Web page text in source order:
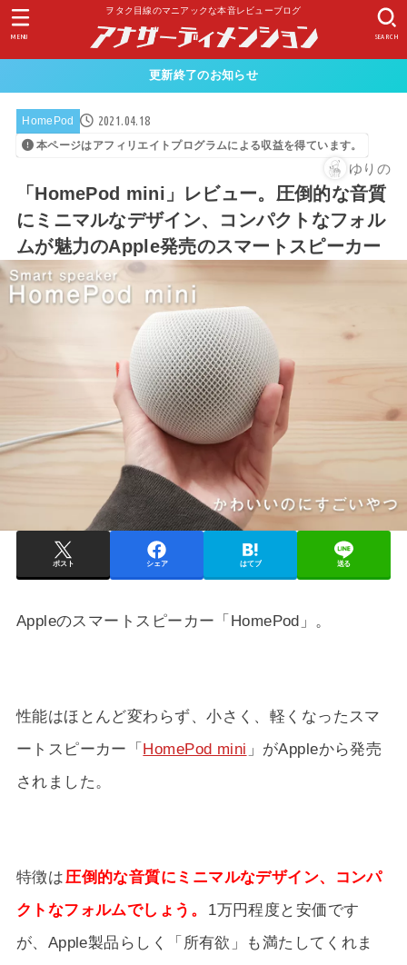
ヲタク目線のマニアックな本音レビューブログ
SEARCH
MENU
更新終了のお知らせ
HomePod 2021.04.18
本ページはアフィリエイトプログラムによる収益を得ています。
ゆりの
「HomePod mini」レビュー。圧倒的な音質
にミニマルなデザイン、コンパクトなフォル
ムが魅力のApple発売のスマートスピーカー
ポスト シェア はてブ 送る
Appleのスマートスピーカー「HomePod」。
性能はほとんど変わらず、小さく、軽くなったスマ
ートスピーカー「 HomePod mini 」がAppleから発売
されました。
特徴は圧倒的な音質にミニマルなデザイン、コンパ
クトなフォルムでしょう。
1万円程度と安価です
が、Apple製品らしく「所有欲」も満たしてくれま